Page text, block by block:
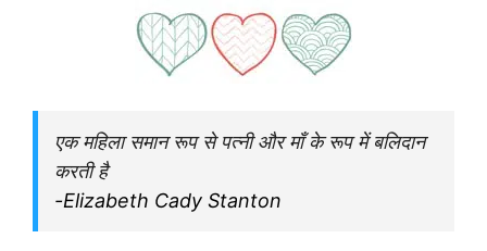
एक महिला समान रूप से पत्नी और माँ के रूप में बलिदान
करती है
-Elizabeth Cady Stanton